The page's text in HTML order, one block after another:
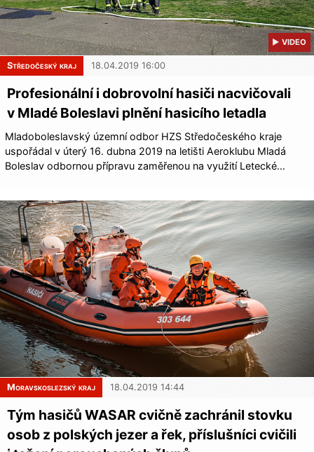
▶ VIDEO
Středočeský kraj 18.04.2019 16:00
Profesionální i dobrovolní hasiči nacvičovali
v Mladé Boleslavi plnění hasicího letadla
Mladoboleslavský územní odbor HZS Středočeského kraje
uspořádal v úterý 16. dubna 2019 na letišti Aeroklubu Mladá
Boleslav odbornou přípravu zaměřenou na využití Letecké…
Moravskoslezský kraj 18.04.2019 14:44
Tým hasičů WASAR cvičně zachránil stovku
osob z polských jezer a řek, příslušníci cvičili